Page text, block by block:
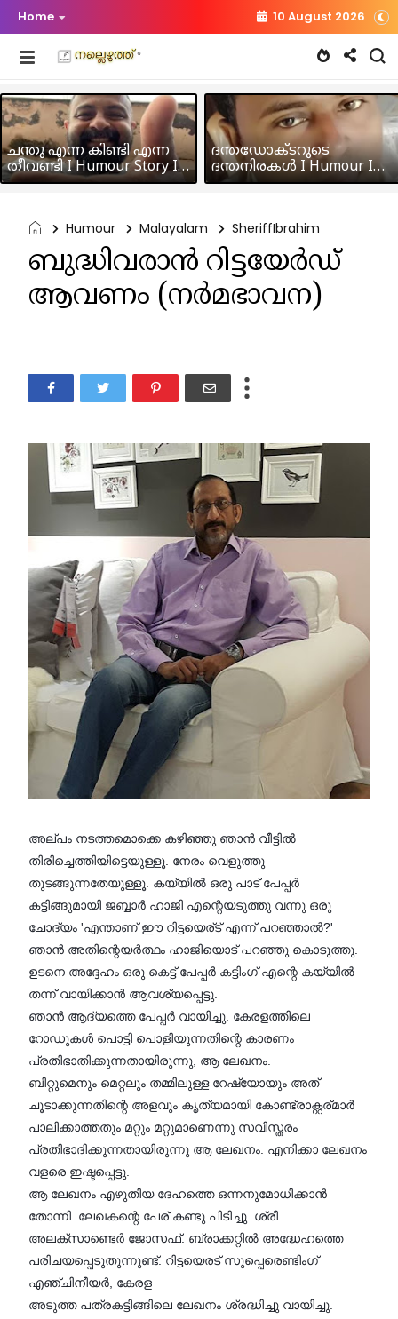
Home 10 August 2026
ചന്തു എന്ന കിണ്ടി എന്ന
തീവണ്ടി I Humour Story I
Rajeev Panicker
ദന്തഡോക്ടറുടെ
ദന്തനിരകൾ I Humour I
Hussain MK
Humour Malayalam SheriffIbrahim
ബുദ്ധിവരാൻ റിട്ടയേർഡ്‌
ആവണം (നർമഭാവന)
അല്പം നടത്തമൊക്കെ കഴിഞ്ഞു ഞാൻ വീട്ടിൽ
തിരിച്ചെത്തിയിട്ടെയുള്ളൂ. നേരം വെളുത്തു
തുടങ്ങുന്നതേയുള്ളൂ. കയ്യിൽ ഒരു പാട് പേപ്പർ
കട്ടിങ്ങുമായി ജബ്ബാർ ഹാജി എന്റെയടുത്തു വന്നു ഒരു
ചോദ്യം 'എന്താണ് ഈ റിട്ടയെര്ട് എന്ന് പറഞ്ഞാൽ?'
ഞാൻ അതിന്റെയർത്ഥം ഹാജിയൊട് പറഞ്ഞു കൊടുത്തു.
ഉടനെ അദ്ദേഹം ഒരു കെട്ട് പേപ്പർ കട്ടിംഗ് എന്റെ കയ്യിൽ
തന്ന് വായിക്കാൻ ആവശ്യപ്പെട്ടു.
ഞാൻ ആദ്യത്തെ പേപ്പർ വായിച്ചു. കേരളത്തിലെ
റോഡുകൾ പൊട്ടി പൊളിയുന്നതിന്റെ കാരണം
പ്രതിഭാതിക്കുന്നതായിരുന്നു, ആ ലേഖനം.
ബിറ്റുമെനും മെറ്റലും തമ്മിലുള്ള റേഷ്യോയും അത്
ചൂടാക്കുന്നതിന്റെ അളവും കൃത്യമായി കോണ്ട്രാക്റ്റര്മാർ
പാലിക്കാത്തതും മറ്റും മറ്റുമാണെന്നു സവിസ്തരം
പ്രതിഭാദിക്കുന്നതായിരുന്നു ആ ലേഖനം. എനിക്കാ ലേഖനം
വളരെ ഇഷ്ടപ്പെട്ടു.
ആ ലേഖനം എഴുതിയ ദേഹത്തെ ഒന്നനുമോധിക്കാൻ
തോന്നി. ലേഖകന്റെ പേര് കണ്ടു പിടിച്ചു. ശ്രീ
അലക്സാണ്ടെർ ജോസഫ്‌. ബ്രാക്കറ്റിൽ അദ്ധേഹത്തെ
പരിചയപ്പെടുതുന്നുണ്ട്. റിട്ടയെരട് സുപ്പെരെണ്ടിംഗ്
എഞ്ചിനീയർ, കേരള
അടുത്ത പത്രകട്ടിങ്ങിലെ ലേഖനം ശ്രദ്ധിച്ചു വായിച്ചു.